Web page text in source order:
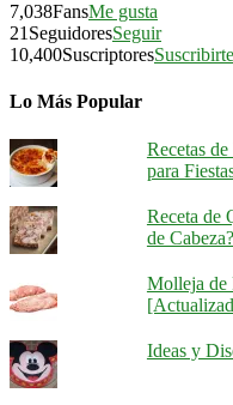
7,038FansMe gusta
21 SeguidoresSeguir
10,400SuscriptoresSuscribirte
Lo Más Popular
Recetas
para
Receta de
de Cabeza?
Molleja de
Ideas y